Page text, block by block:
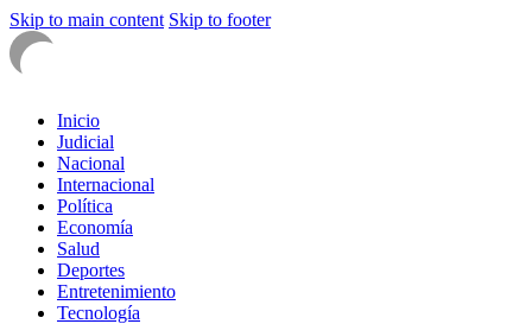
Skip to main content Skip to footer
Inicio
Judicial
Nacional
Internacional
Política
Economía
Salud
Deportes
Entretenimiento
Tecnología